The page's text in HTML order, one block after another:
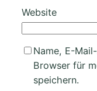
Website
Name, E-
Browser für
speichern.